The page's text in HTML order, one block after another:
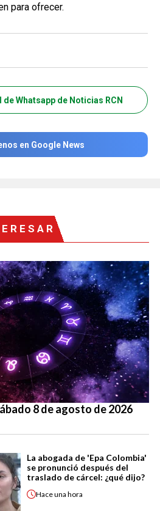
para ofrecer.
de Whatsapp de Noticias RCN
en Google News
8 de agosto de 2026
La abogada de 'Epa Colombia'
se pronunció después del
traslado de cárcel: ¿qué dijo?
Haceuna hora